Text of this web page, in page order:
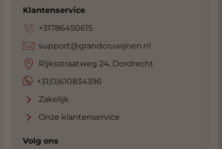
Klantenservice
+31786450615
+31(0)610834396
support@grandcruwijnen.nl
Rijksstraatweg 24, Dordrecht
Zakelijk
Onze klantenservice
Volg ons